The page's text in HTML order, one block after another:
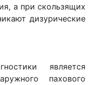
а при скользящих
дизурические
является
пахового